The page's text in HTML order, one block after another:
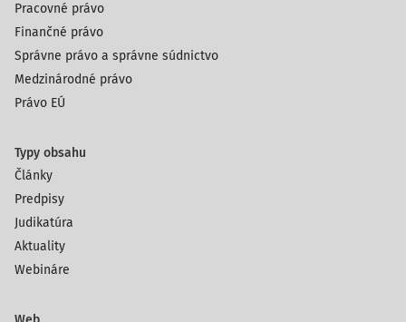
Pracovné právo
Finančné právo
Správne právo a správne súdnictvo
Medzinárodné právo
Právo EÚ
Typy obsahu
Články
Predpisy
Judikatúra
Aktuality
Webináre